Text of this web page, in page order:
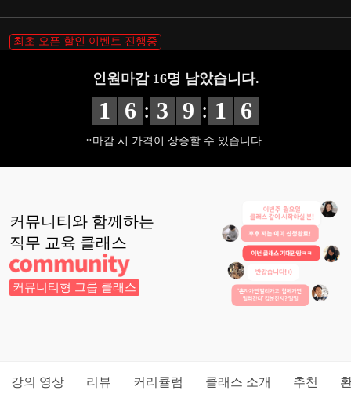
최초 오픈 할인 이벤트 진행중
인원마감 16명 남았습니다.
1 6 : 3 9 : 1 5
마감 시 가격이 상승할 수 있습니다.
커뮤니티와 함께하는
직무 교육 클래스
커뮤니티형 그룹 클래스
강의 영상 리뷰 커리큘럼 클래스 소개 추천